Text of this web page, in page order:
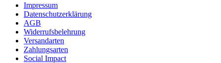
Impressum
Datenschutzerklärung
AGB
Widerrufsbelehrung
Versandarten
Zahlungsarten
Social Impact